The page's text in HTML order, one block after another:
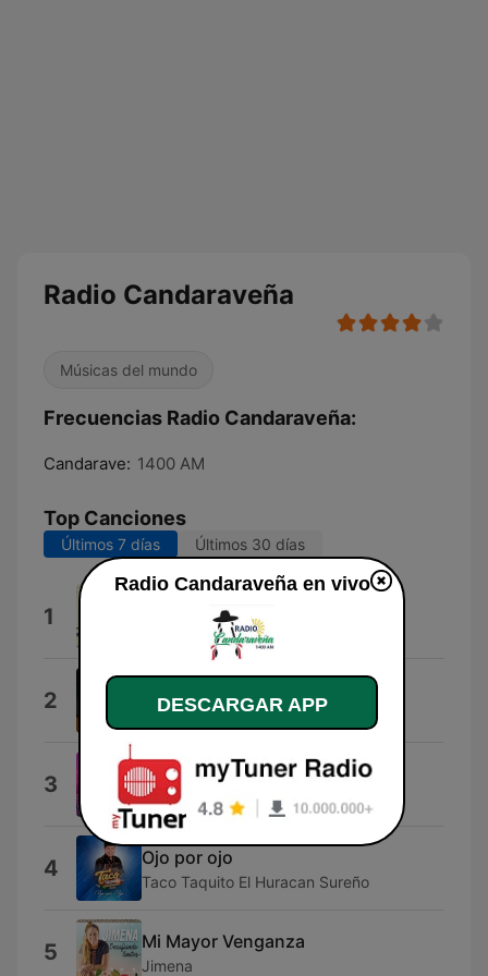
Radio Candaraveña
Músicas del mundo
Frecuencias Radio Candaraveña:
Candarave: 1400 AM
Top Canciones
Últimos 7 días Últimos 30 días
1 128 Kbps (1999)
2 Jaguar
3 Adiós Juventud
Zafiro Sensual
4 Ojo por ojo
Taco Taquito El Huracan Sureño
5 Mi Mayor Venganza
Jimena
Radio Candaraveña en vivo
DESCARGAR APP